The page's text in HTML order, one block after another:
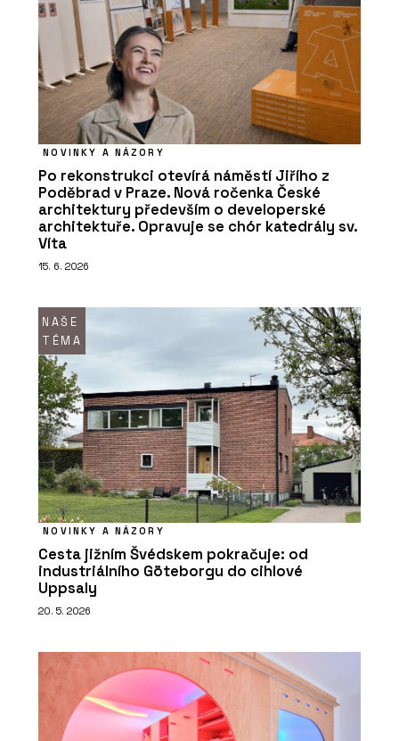
NOVINKY A NÁZORY
Po rekonstrukci otevírá náměstí Jiřího z
Poděbrad v Praze. Nová ročenka České
architektury především o developerské
architektuře. Opravuje se chór katedrály sv.
Víta
15. 6. 2026
NAŠE
TÉMA
NOVINKY A NÁZORY
Cesta jižním Švédskem pokračuje: od
industriálního Göteborgu do cihlové
Uppsaly
20. 5. 2026